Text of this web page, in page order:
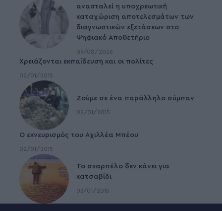
ανασταλεί η υποχρεωτική
καταχώριση αποτελεσμάτων των
διαγνωστικών εξετάσεων στο
Ψηφιακό Αποθετήριο
09/08/2026
Χρειάζονται εκπαίδευση και οι πολίτες
02/01/2015
Ζούμε σε ένα παράλληλο σύμπαν
02/01/2015
Ο εκνευρισμός του Αχιλλέα Μπέου
02/01/2015
To σκαρπέλο δεν κάνει για
κατσαβίδι
03/01/2015